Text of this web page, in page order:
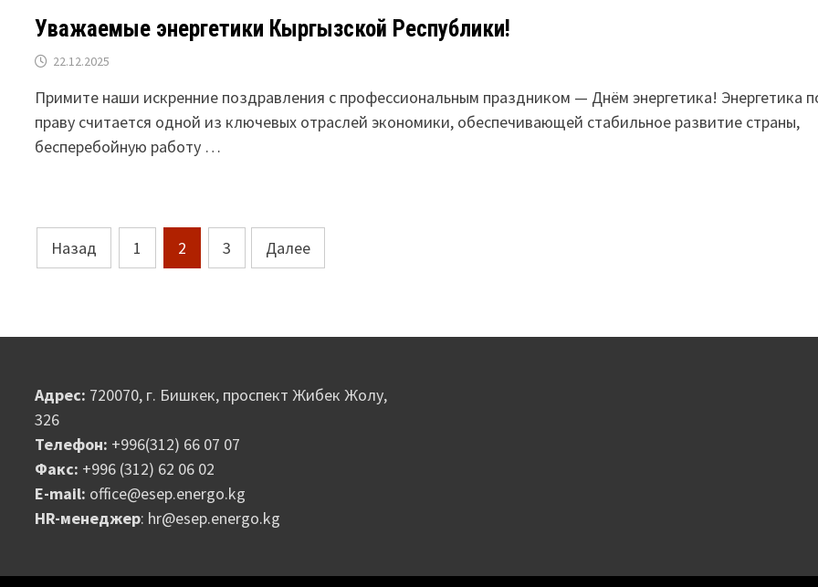
Уважаемые энергетики Кыргызской Республики!
22.12.2025
Примите наши искренние поздравления с профессиональным праздником — Днём энергетика! Энергетика
праву считается одной из ключевых отраслей экономики, обеспечивающей стабильное развитие страны,
бесперебойную работу …
Пагинация
записей
Назад 1 2 3 Далее
Адрес: 720070, г. Бишкек, проспект Жибек Жолу,
326
Телефон: +996(312) 66 07 07
Факс: +996 (312) 62 06 02
E-mail: office@esep.energo.kg
HR-менеджер: hr@esep.energo.kg